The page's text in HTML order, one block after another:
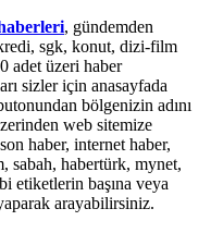
, gündemden
sgk, konut, dizi-film
adet üzeri haber
sizler için anasayfada
bölgenizin adını
web sitemize
haber, internet haber,
sabah, habertürk, mynet,
etiketlerin başına veya
arayabilirsiniz.